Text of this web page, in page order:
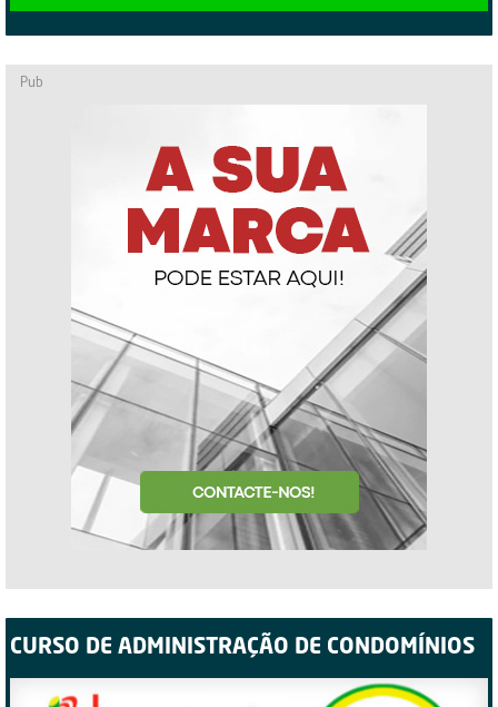
CURSO DE ADMINISTRAÇÃO DE CONDOMÍNIOS